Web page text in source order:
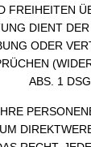
FREIHEITEN
DIENT
ODER
ABS. 1